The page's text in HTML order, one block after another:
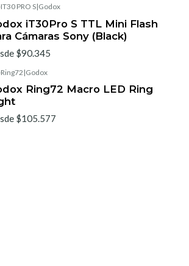
PRO S|Godox
iT30Pro S TTL Mini Flash
Cámaras Sony (Black)
$90.345
|Godox
Ring72 Macro LED Ring
$105.577